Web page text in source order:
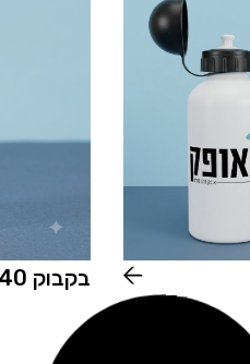
בקבוק B-20540